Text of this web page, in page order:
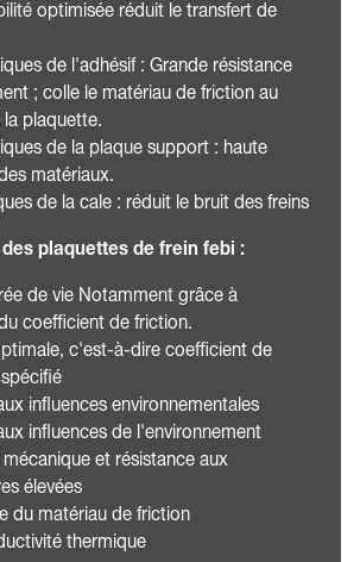
optimisée réduit le transfert de
de l'adhésif : Grande résistance
; colle le matériau de friction au
plaquette.
de la plaque support : haute
matériaux.
de la cale : réduit le bruit des freins
plaquettes de frein febi :
de vie Notamment grâce à
coefficient de friction.
c'est-à-dire coefficient de
influences environnementales
influences de l'environnement
mécanique et résistance aux
élevées
du matériau de friction
thermique